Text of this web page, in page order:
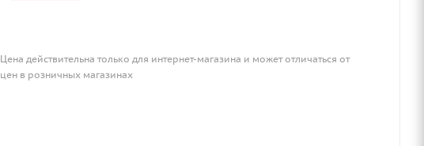
Цена действительна только для интернет-магазина и может отличаться от
цен в розничных магазинах